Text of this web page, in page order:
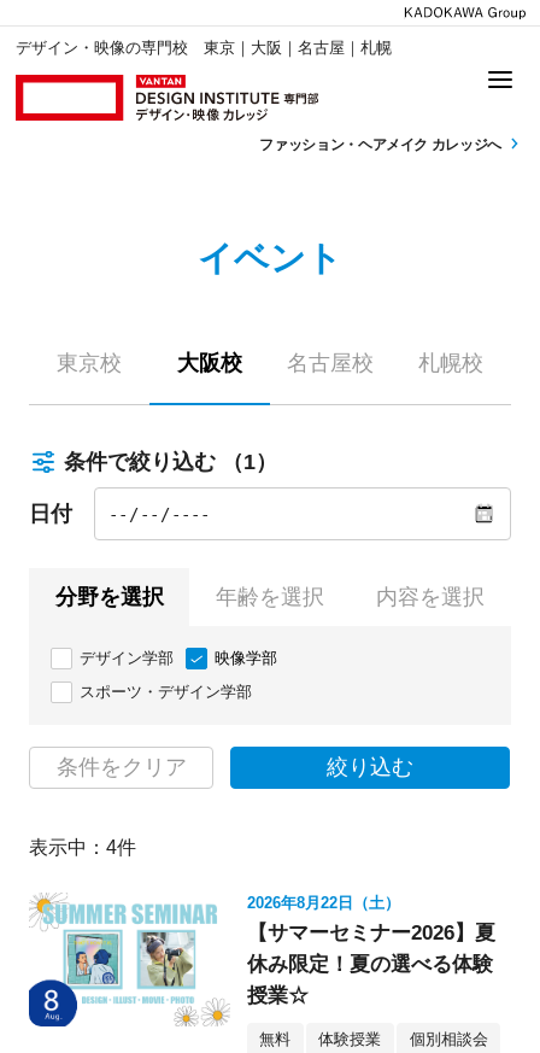
デザイン・映像の専門校 東京｜大阪｜名古屋｜札幌
ファッション・ ヘアメイク カレッジへ
イベント
東京校 大阪校 名古屋校 札幌校
条件で絞り込む （1）
日付
分野を選択 年齢を選択 内容を選択
デザイン学部
映像学部
スポーツ・デザイン学部
条件をクリア 絞り込む
表示中： 4件
2026年8月22日（土）
【サマーセミナー2026】夏
休み限定！夏の選べる体験
授業☆
無料 体験授業 個別相談会